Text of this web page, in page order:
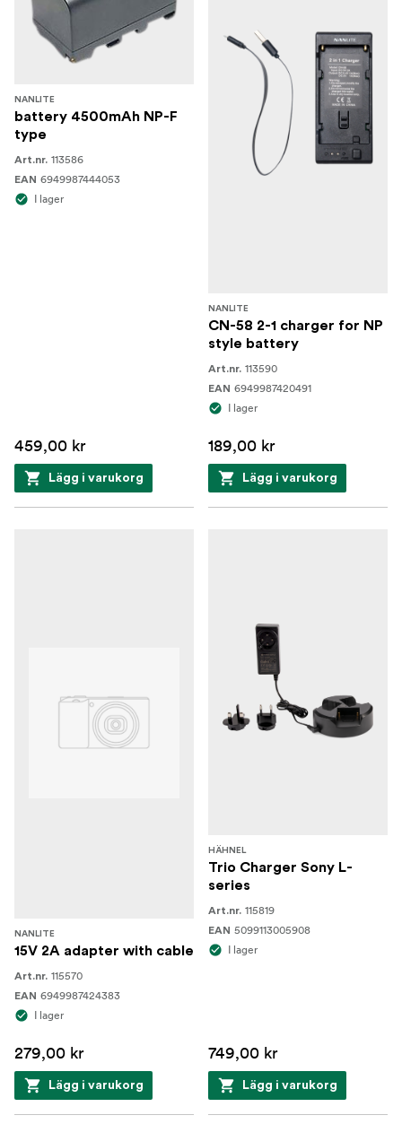
NANLITE
battery 4500mAh NP-F
type
Art.nr. 113586
EAN 6949987444053
I lager
459,00 kr
Lägg i varukorg
NANLITE
CN-58 2-1 charger for NP
style battery
Art.nr. 113590
EAN 6949987420491
I lager
189,00 kr
Lägg i varukorg
NANLITE
15V 2A adapter with cable
Art.nr. 115570
EAN 6949987424383
I lager
279,00 kr
Lägg i varukorg
HÄHNEL
Trio Charger Sony L-
series
Art.nr. 115819
EAN 5099113005908
I lager
749,00 kr
Lägg i varukorg